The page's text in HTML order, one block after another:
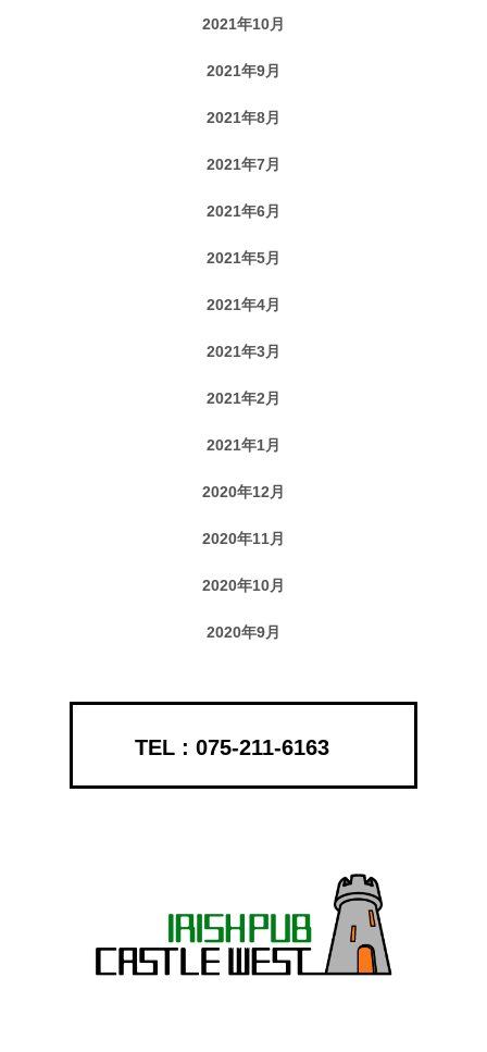
2021年10月
2021年9月
2021年8月
2021年7月
2021年6月
2021年5月
2021年4月
2021年3月
2021年2月
2021年1月
2020年12月
2020年11月
2020年10月
2020年9月
075-211-6163